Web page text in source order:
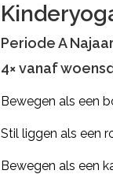
Periode A
4× vanaf
Bewegen als een
Stil liggen als een
Bewegen als een